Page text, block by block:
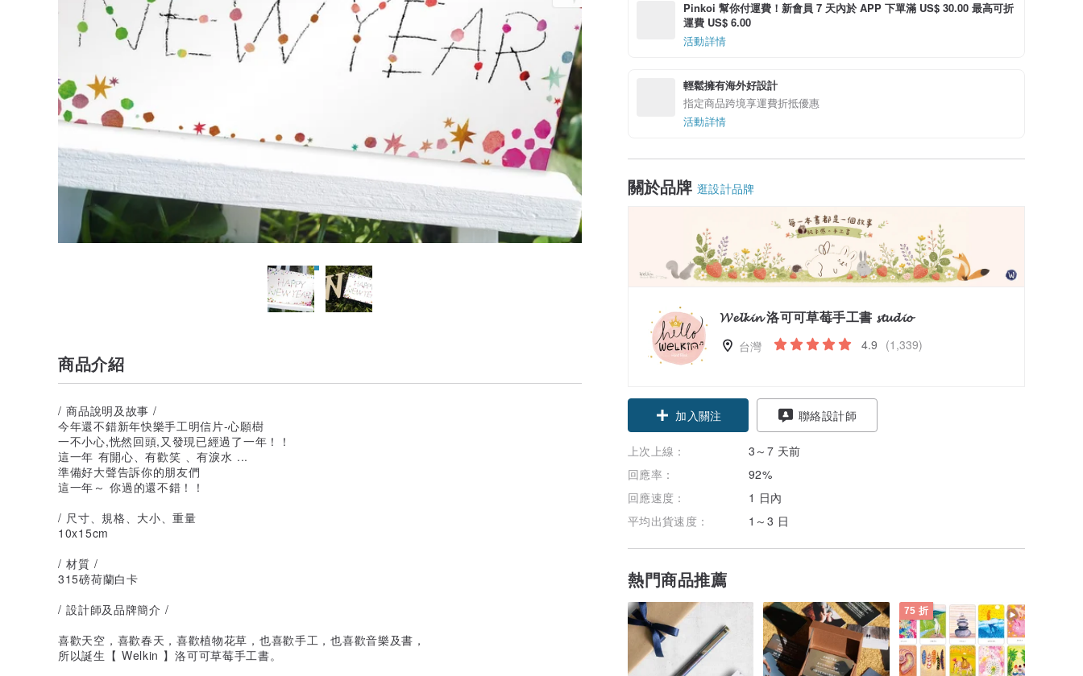
Pinkoi 幫你付運費！新會員 7 天內於 APP 下單滿 US$ 30.00 最高可折
運費 US$ 6.00
活動詳情
輕鬆擁有海外好設計
指定商品跨境享運費折抵優惠
活動詳情
關於品牌 逛設計品牌
𝓦𝓮𝓵𝓴𝓲𝓷 洛可可草莓手工書 𝓼𝓽𝓾𝓭𝓲𝓸
台灣 4.9 (1,339)
加入關注 聯絡設計師
上次上線：
3～7 天前
回應率：
92%
回應速度：
1 日內
平均出貨速度：
1～3 日
熱門商品推薦
75 折
商品介紹
/ 商品說明及故事 /
今年還不錯新年快樂手工明信片-心願樹
一不小心,恍然回頭,又發現已經過了一年！！
這一年 有開心、有歡笑 、有淚水 ...
準備好大聲告訴你的朋友們
這一年～ 你過的還不錯！！
/ 尺寸、規格、大小、重量
10x15cm
/ 材質 /
315磅荷蘭白卡
/ 設計師及品牌簡介 /
喜歡天空，喜歡春天，喜歡植物花草，也喜歡手工，也喜歡音樂及書，
所以誕生【 Welkin 】洛可可草莓手工書。